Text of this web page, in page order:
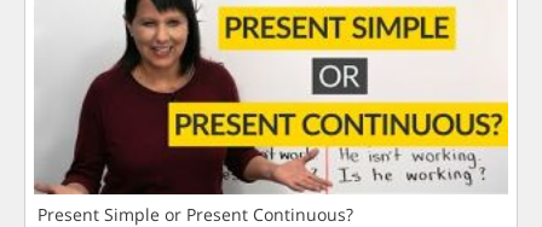
Present Simple or Present Continuous?